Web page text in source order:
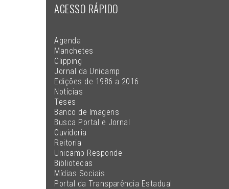
ACESSO RÁPIDO
Agenda
Manchetes
Clipping
Jornal da Unicamp
Edições de 1986 a 2016
Notícias
Teses
Banco de Imagens
Busca Portal e Jornal
Ouvidoria
Reitoria
Unicamp Responde
Bibliotecas
Mídias Sociais
Portal da Transparência Estadual